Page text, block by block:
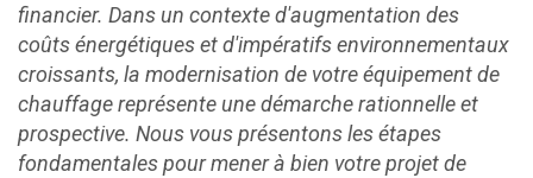
financier. Dans un contexte d'augmentation des
coûts énergétiques et d'impératifs environnementaux
croissants, la modernisation de votre équipement de
chauffage représente une démarche rationnelle et
prospective. Nous vous présentons les étapes
fondamentales pour mener à bien votre projet de